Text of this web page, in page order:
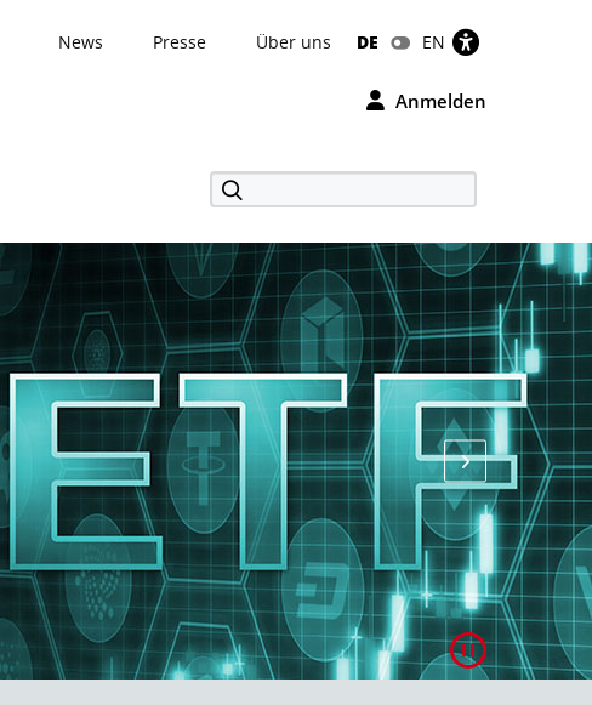
News Presse Über uns DE EN
Anmelden